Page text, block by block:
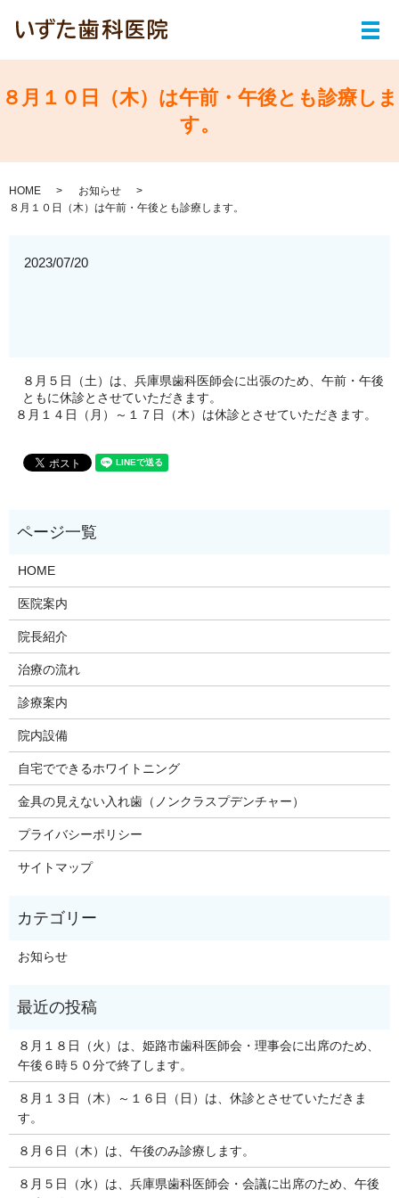
メ
８月１０日（木）は午前・午後とも診療しま
す。
HOME
お知らせ
８月１０日（木）は午前・午後とも診療します。
2023/07/20
８月５日（土）は、兵庫県歯科医師会に出張のため、午前・午後
ともに休診とさせていただきます。
８月１４日（月）～１７日（木）は休診とさせていただきます。
HOME
医院案内
院長紹介
治療の流れ
診療案内
院内設備
自宅でできるホワイトニング
金具の見えない入れ歯（ノンクラスプデンチャー）
プライバシーポリシー
サイトマップ
お知らせ
８月１８日（火）は、姫路市歯科医師会・理事会に出席のため、
午後６時５０分で終了します。
８月１３日（木）～１６日（日）は、休診とさせていただきま
す。
８月６日（木）は、午後のみ診療します。
８月５日（水）は、兵庫県歯科医師会・会議に出席のため、午後